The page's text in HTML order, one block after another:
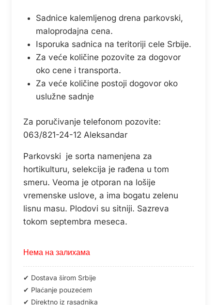
Sadnice kalemljenog drena parkovski,
maloprodajna cena.
Isporuka sadnica na teritoriji cele Srbije.
Za veće količine pozovite za dogovor
oko cene i transporta.
Za veće količine postoji dogovor oko
uslužne sadnje
Za poručivanje telefonom pozovite:
063/821-24-12 Aleksandar
Parkovski je sorta namenjena za
hortikulturu, selekcija je rađena u tom
smeru. Veoma je otporan na lošije
vremenske uslove, a ima bogatu zelenu
lisnu masu. Plodovi su sitniji. Sazreva
tokom septembra meseca.
Нема на залихама